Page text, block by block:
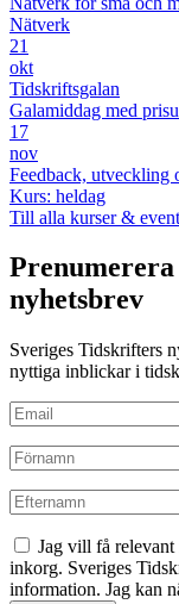
Nätverk
21
okt
Tidskriftsgalan
Galamiddag med
17
nov
Feedback, utveckling
Kurs: heldag
Till alla kurser &
nyhetsbrev
Sveriges Tidskrifters
nyttiga inblickar i
Jag vill få
inkorg. Sveriges
information. Jag kan